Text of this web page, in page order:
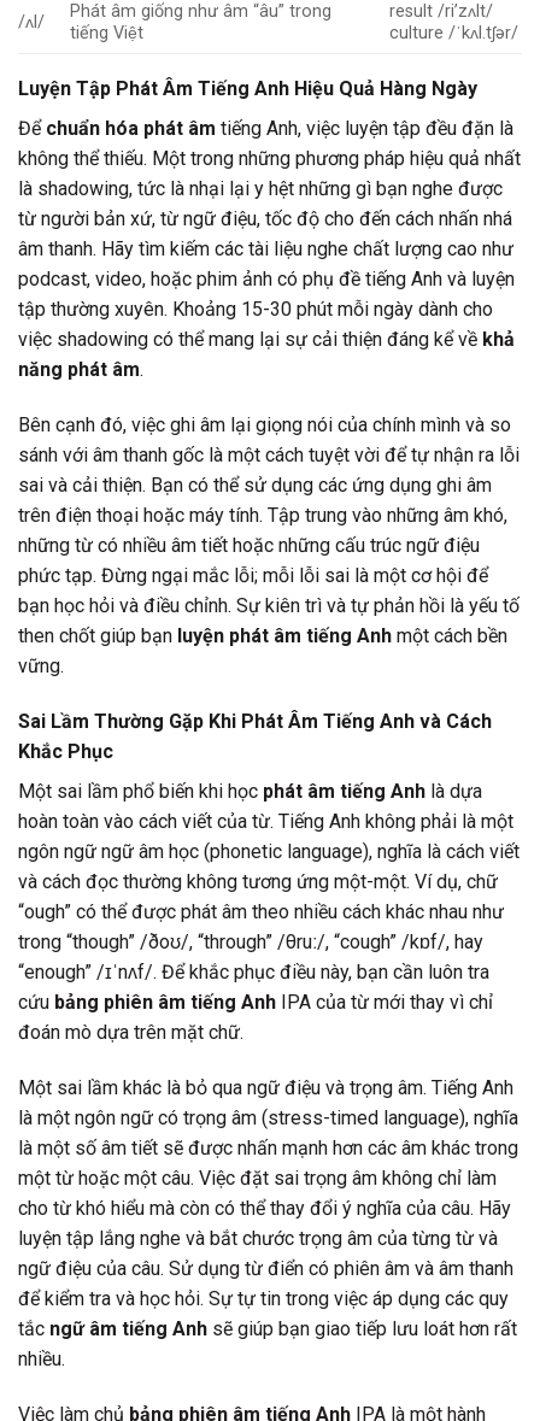
/ʌl/
Phát âm giống như âm “âu” trong
tiếng Việt
result /ri’zʌlt/
culture /ˈkʌl.tʃər/
Luyện Tập Phát Âm Tiếng Anh Hiệu Quả Hàng Ngày
Để chuẩn hóa phát âm tiếng Anh, việc luyện tập đều đặn là
không thể thiếu. Một trong những phương pháp hiệu quả nhất
là shadowing, tức là nhại lại y hệt những gì bạn nghe được
từ người bản xứ, từ ngữ điệu, tốc độ cho đến cách nhấn nhá
âm thanh. Hãy tìm kiếm các tài liệu nghe chất lượng cao như
podcast, video, hoặc phim ảnh có phụ đề tiếng Anh và luyện
tập thường xuyên. Khoảng 15-30 phút mỗi ngày dành cho
việc shadowing có thể mang lại sự cải thiện đáng kể về khả
năng phát âm.
Bên cạnh đó, việc ghi âm lại giọng nói của chính mình và so
sánh với âm thanh gốc là một cách tuyệt vời để tự nhận ra lỗi
sai và cải thiện. Bạn có thể sử dụng các ứng dụng ghi âm
trên điện thoại hoặc máy tính. Tập trung vào những âm khó,
những từ có nhiều âm tiết hoặc những cấu trúc ngữ điệu
phức tạp. Đừng ngại mắc lỗi; mỗi lỗi sai là một cơ hội để
bạn học hỏi và điều chỉnh. Sự kiên trì và tự phản hồi là yếu tố
then chốt giúp bạn luyện phát âm tiếng Anh một cách bền
vững.
Sai Lầm Thường Gặp Khi Phát Âm Tiếng Anh và Cách
Khắc Phục
Một sai lầm phổ biến khi học phát âm tiếng Anh là dựa
hoàn toàn vào cách viết của từ. Tiếng Anh không phải là một
ngôn ngữ ngữ âm học (phonetic language), nghĩa là cách viết
và cách đọc thường không tương ứng một-một. Ví dụ, chữ
“ough” có thể được phát âm theo nhiều cách khác nhau như
trong “though” /ðoʊ/, “through” /θruː/, “cough” /kɒf/, hay
“enough” /ɪˈnʌf/. Để khắc phục điều này, bạn cần luôn tra
cứu bảng phiên âm tiếng Anh IPA của từ mới thay vì chỉ
đoán mò dựa trên mặt chữ.
Một sai lầm khác là bỏ qua ngữ điệu và trọng âm. Tiếng Anh
là một ngôn ngữ có trọng âm (stress-timed language), nghĩa
là một số âm tiết sẽ được nhấn mạnh hơn các âm khác trong
một từ hoặc một câu. Việc đặt sai trọng âm không chỉ làm
cho từ khó hiểu mà còn có thể thay đổi ý nghĩa của câu. Hãy
luyện tập lắng nghe và bắt chước trọng âm của từng từ và
ngữ điệu của câu. Sử dụng từ điển có phiên âm và âm thanh
để kiểm tra và học hỏi. Sự tự tin trong việc áp dụng các quy
tắc ngữ âm tiếng Anh sẽ giúp bạn giao tiếp lưu loát hơn rất
nhiều.
Việc làm chủ bảng phiên âm tiếng Anh IPA là một hành